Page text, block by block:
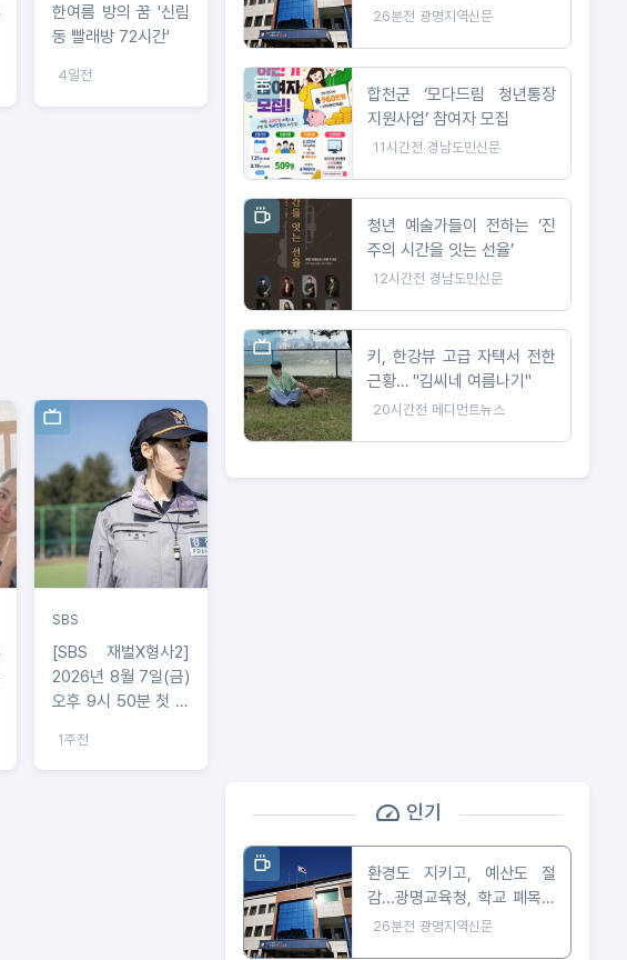
한여름 방의 꿈 '신림
동 빨래방 72시간'
4일전
SBS
[SBS 재벌X형사2]
2026년 8월 7일(금)
오후 9시 50분 첫 방
은채, ＂통쾌한 전개
와 재치에 매료되어
1주전
무상위탁처리 지원
26분전 광명지역신문
합천군 ‘모다드림 청년통장
지원사업’ 참여자 모집
11시간전 경남도민신문
청년 예술가들이 전하는 ‘진
주의 시간을 잇는 선율’
12시간전 경남도민신문
키, 한강뷰 고급 자택서 전한
근황… "김씨네 여름나기"
20시간전 메디먼트뉴스
인기
환경도 지키고, 예산도 절
감...광명교육청, 학교 폐목재
무상위탁처리 지원
26분전 광명지역신문